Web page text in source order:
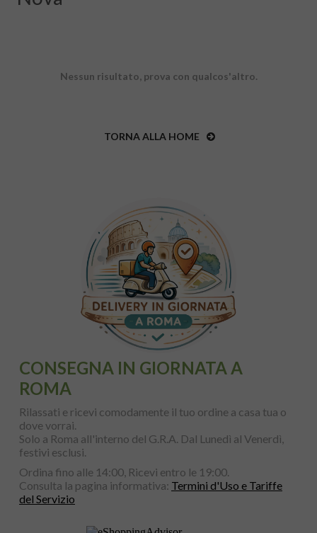
Nessun risultato, prova con qualcos'altro.
TORNA ALLA HOME
CONSEGNA IN GIORNATA A
ROMA
Rilassati e ricevi comodamente il tuo ordine a casa tua o
dove vorrai.
Solo a Roma all'interno del G.R.A. Dal Lunedì al Venerdì,
festivi esclusi.
Ordina fino alle 14:00, Ricevi entro le 19:00.
Consulta la pagina informativa: Termini d'Uso e Tariffe
del Servizio